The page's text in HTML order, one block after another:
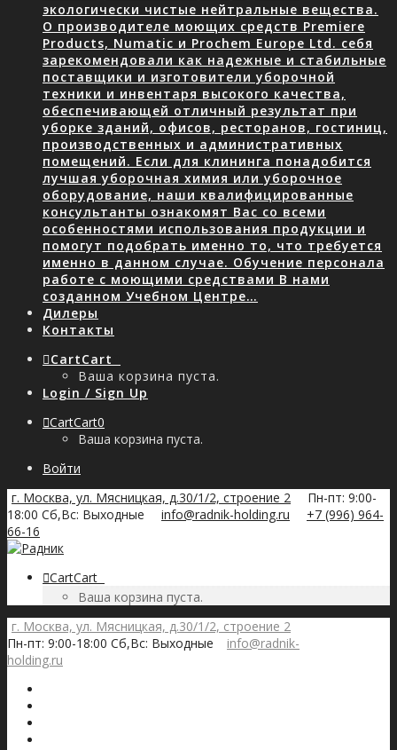
экологически чистые нейтральные вещества.
О производителе моющих средств Premiere
Products, Numatic и Prochem Europe Ltd. себя
зарекомендовали как надежные и стабильные
поставщики и изготовители уборочной
техники и инвентаря высокого качества,
обеспечивающей отличный результат при
уборке зданий, офисов, ресторанов, гостиниц,
производственных и административных
помещений. Если для клининга понадобится
лучшая уборочная химия или уборочное
оборудование, наши квалифицированные
консультанты ознакомят Вас со всеми
особенностями использования продукции и
помогут подобрать именно то, что требуется
именно в данном случае. Обучение персонала
работе с моющими средствами В нами
созданном Учебном Центре…
Дилеры
Контакты
CartCart
Ваша корзина пуста.
Login / Sign Up
CartCart0
Ваша корзина пуста.
Войти
г. Москва, ул. Мясницкая, д.30/1/2, строение 2
Пн-пт: 9:00-
18:00 Сб,Вс: Выходные
info@radnik-holding.ru
+7 (996) 964-
66-16
CartCart
Ваша корзина пуста.
г. Москва, ул. Мясницкая, д.30/1/2, строение 2
Пн-пт: 9:00-18:00 Сб,Вс: Выходные
info@radnik-
holding.ru